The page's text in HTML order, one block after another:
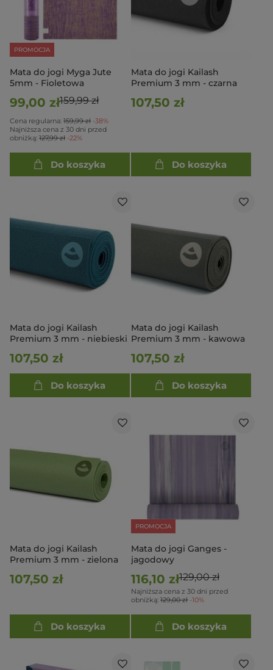
PROMOCJA
Mata do jogi Myga Jute
5mm - Fioletowa
99,00 zł159,99 zł
Cena regularna: 159,99 zł -38%
Najniższa cena z 30 dni przed
obniżką: 127,99 zł -22%
Do koszyka
Mata do jogi Kailash
Premium 3 mm - czarna
107,50 zł
Do koszyka
Mata do jogi Kailash
Premium 3 mm - niebieski
107,50 zł
Do koszyka
Mata do jogi Kailash
Premium 3 mm - kawowa
107,50 zł
Do koszyka
Mata do jogi Kailash
Premium 3 mm - zielona
107,50 zł
Do koszyka
PROMOCJA
Mata do jogi Ganges -
jagodowy
116,10 zł129,00 zł
Najniższa cena z 30 dni przed
obniżką: 129,00 zł -10%
Do koszyka